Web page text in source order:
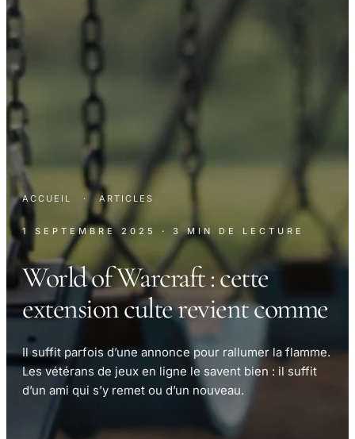
ACCUEIL · ARTICLES
1 SEPTEMBRE 2025 · 3 MIN DE LECTURE
World of Warcraft : cette
extension culte revient comme
Il suffit parfois d’une annonce pour rallumer la flamme.
Les vétérans de jeux en ligne le savent bien : il suffit
d’un ami qui s’y remet ou d’un nouveau.